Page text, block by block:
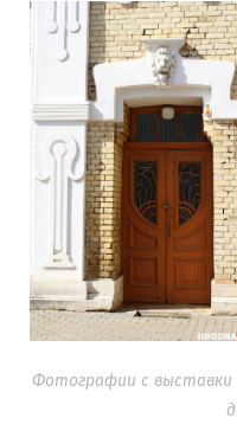
Фотографии с выставки